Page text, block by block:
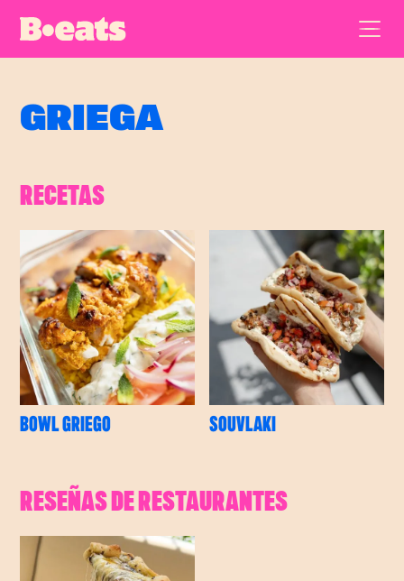
GRIEGA
RECETAS
BOWL GRIEGO SOUVLAKI
RESEÑAS DE RESTAURANTES